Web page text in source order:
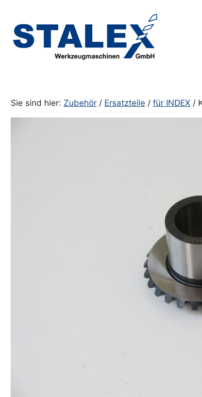
springen
Sie sind hier: Zubehör / Ersatzteile / für INDEX /